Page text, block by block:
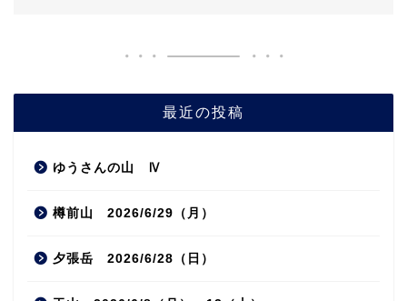
最近の投稿
ゆうさんの山 Ⅳ
樽前山 2026/6/29（月）
夕張岳 2026/6/28（日）